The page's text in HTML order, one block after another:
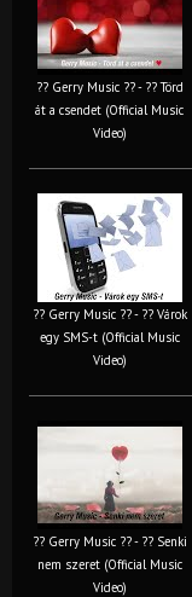
?? Gerry Music ?? - ?? Törd
át a csendet (Official Music
Video)
?? Gerry Music ?? - ?? Várok
egy SMS-t (Official Music
Video)
?? Gerry Music ?? - ?? Senki
nem szeret (Official Music
Video)